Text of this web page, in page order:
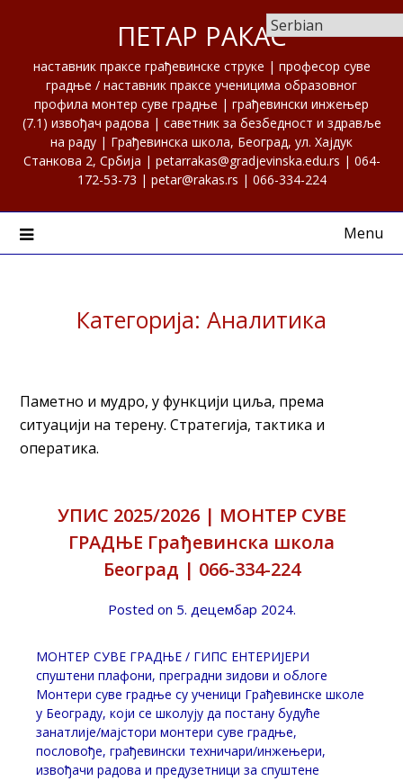
ПЕТАР РАКАС
наставник праксе грађевинске струке | професор суве
градње / наставник праксе ученицима образовног
профила монтер суве градње | грађевински инжењер
(7.1) извођач радова | саветник за безбедност и здравље
на раду | Грађевинска школа, Београд, ул. Хајдук
Станкова 2, Србија | petarrakas@gradjevinska.edu.rs | 064-
172-53-73 | petar@rakas.rs | 066-334-224
Menu
Категорија: Аналитика
Паметно и мудро, у функцији циља, према
ситуацији на терену. Стратегија, тактика и
оператика.
УПИС 2025/2026 | МОНТЕР СУВЕ
ГРАДЊЕ Грађевинска школа
Београд | 066-334-224
Posted on 5. децембар 2024.
МОНТЕР СУВЕ ГРАДЊЕ / ГИПС ЕНТЕРИЈЕРИ
спуштени плафони, преградни зидови и облоге
Монтери суве градње су ученици Грађевинске школе
у Београду, који се школују да постану будуће
занатлије/мајстори монтери суве градње,
пословође, грађевински техничари/инжењери,
извођачи радова и предузетници за спуштене